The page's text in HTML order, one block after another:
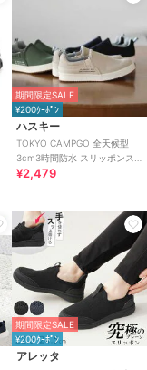
期間限定SALE
¥200ｸｰﾎﾟﾝ
ハスキー
TOKYO CAMPGO 全天候型
3cm3時間防水 スリッポンス
ニーカー
¥2,479
期間限定SALE
¥200ｸｰﾎﾟﾝ
アレッタ